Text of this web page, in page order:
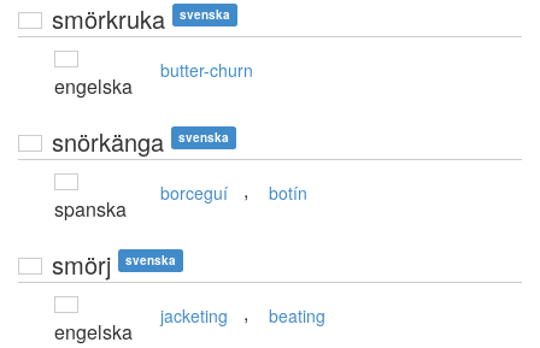
smörkruka svenska
engelska
butter-churn
snörkänga svenska
spanska
borceguí , botín
smörj svenska
engelska
jacketing , beating